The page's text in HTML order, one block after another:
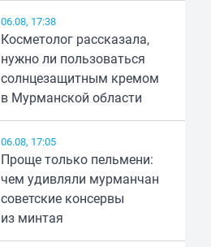
06.08, 17:38
Косметолог рассказала,
нужно ли пользоваться
солнцезащитным кремом
в Мурманской области
06.08, 17:05
Проще только пельмени:
чем удивляли мурманчан
советские консервы
из минтая